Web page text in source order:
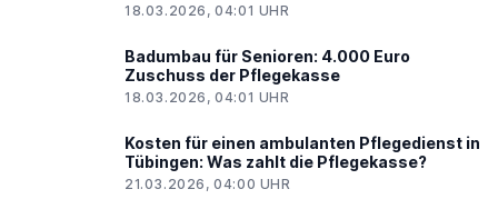
18.03.2026, 04:01 UHR
Badumbau für Senioren: 4.000 Euro
Zuschuss der Pflegekasse
18.03.2026, 04:01 UHR
Kosten für einen ambulanten Pflegedienst in
Tübingen: Was zahlt die Pflegekasse?
21.03.2026, 04:00 UHR